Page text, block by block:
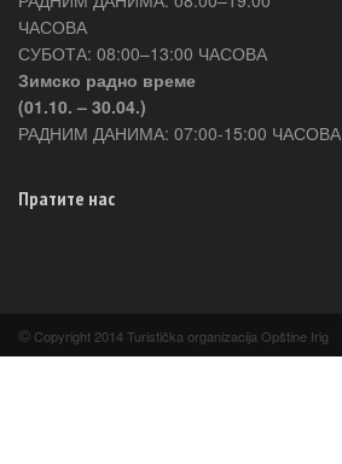
ЧАСОВА
СУБОТА: 08:00–13:00 ЧАСОВА
Зимско радно време
(01.10. – 30.04.)
РАДНИМ ДАНИМА: 07:00-15:00 ЧАСОВА
Пратите нас
© Copyright 2014 Turistička organizacija Opštine Irig